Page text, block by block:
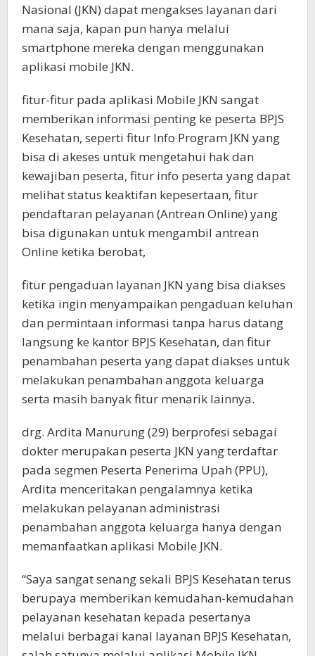
Nasional (JKN) dapat mengakses layanan dari
mana saja, kapan pun hanya melalui
smartphone mereka dengan menggunakan
aplikasi mobile JKN.
fitur-fitur pada aplikasi Mobile JKN sangat
memberikan informasi penting ke peserta BPJS
Kesehatan, seperti fitur Info Program JKN yang
bisa di akeses untuk mengetahui hak dan
kewajiban peserta, fitur info peserta yang dapat
melihat status keaktifan kepesertaan, fitur
pendaftaran pelayanan (Antrean Online) yang
bisa digunakan untuk mengambil antrean
Online ketika berobat,
fitur pengaduan layanan JKN yang bisa diakses
ketika ingin menyampaikan pengaduan keluhan
dan permintaan informasi tanpa harus datang
langsung ke kantor BPJS Kesehatan, dan fitur
penambahan peserta yang dapat diakses untuk
melakukan penambahan anggota keluarga
serta masih banyak fitur menarik lainnya.
drg. Ardita Manurung (29) berprofesi sebagai
dokter merupakan peserta JKN yang terdaftar
pada segmen Peserta Penerima Upah (PPU),
Ardita menceritakan pengalamnya ketika
melakukan pelayanan administrasi
penambahan anggota keluarga hanya dengan
memanfaatkan aplikasi Mobile JKN.
“Saya sangat senang sekali BPJS Kesehatan terus
berupaya memberikan kemudahan-kemudahan
pelayanan kesehatan kepada pesertanya
melalui berbagai kanal layanan BPJS Kesehatan,